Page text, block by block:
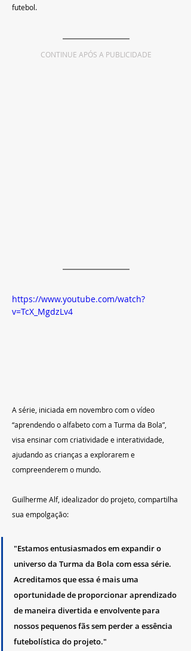
futebol.
CONTINUE APÓS A PUBLICIDADE
https://www.youtube.com/watch?
v=TcX_MgdzLv4
A série, iniciada em novembro com o vídeo
“aprendendo o alfabeto com a Turma da Bola”,
visa ensinar com criatividade e interatividade,
ajudando as crianças a explorarem e
compreenderem o mundo.
Guilherme Alf, idealizador do projeto, compartilha
sua empolgação:
"Estamos entusiasmados em expandir o
universo da Turma da Bola com essa série.
Acreditamos que essa é mais uma
oportunidade de proporcionar aprendizado
de maneira divertida e envolvente para
nossos pequenos fãs sem perder a essência
futebolística do projeto."